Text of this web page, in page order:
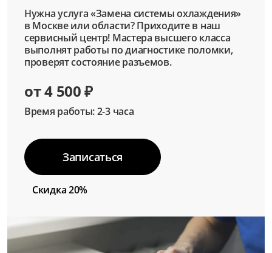
Нужна услуга «Замена системы охлаждения»
в Москве или области? Приходите в наш
сервисный центр! Мастера высшего класса
выполнят работы по диагностике поломки,
проверят состояние разъемов.
от 4 500 ₽
Время работы: 2-3 часа
Записаться
Скидка 20%